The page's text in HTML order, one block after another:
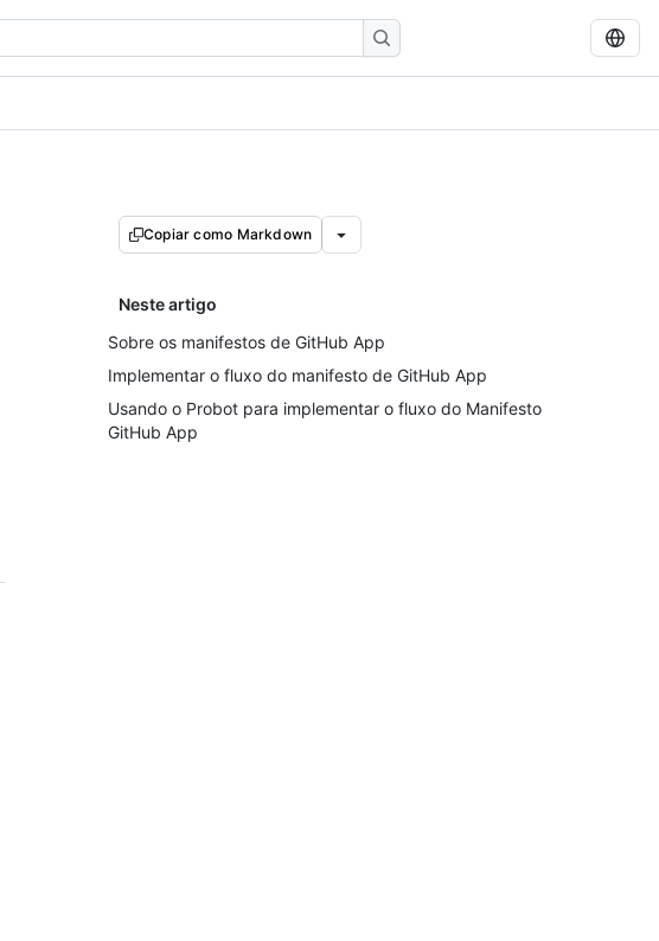
Copiar como Markdown
Neste artigo
Sobre os manifestos de GitHub App
Implementar o fluxo do manifesto de GitHub App
Usando o Probot para implementar o fluxo do Manifesto
GitHub App